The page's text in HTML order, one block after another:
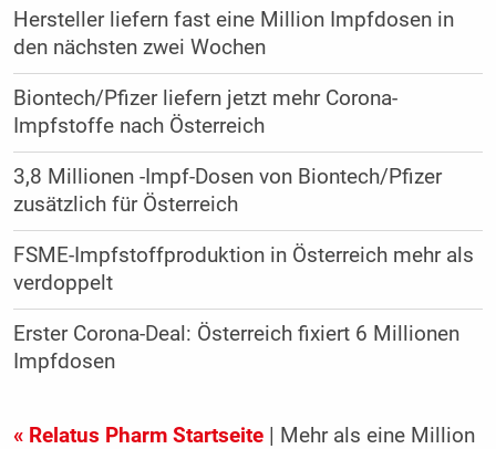
Hersteller liefern fast eine Million Impfdosen in
den nächsten zwei Wochen
Biontech/Pfizer liefern jetzt mehr Corona-
Impfstoffe nach Österreich
3,8 Millionen -Impf-Dosen von Biontech/Pfizer
zusätzlich für Österreich
FSME-Impfstoffproduktion in Österreich mehr als
verdoppelt
Erster Corona-Deal: Österreich fixiert 6 Millionen
Impfdosen
« Relatus Pharm Startseite| Mehr als eine Million